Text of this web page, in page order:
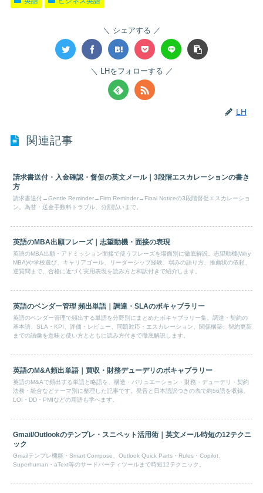
シェアする
LHをフォローする
LH
関連記事
請求書送付・入金確認・督促の英文メール｜3段階エスカレーションの書き
方
請求書送付→Gentle Reminder→Firm Reminder→Final Noticeの3段階督促エスカレーショ
ン。為替・送金手数料トラブル、分割払いまで。
英語のMBA出願フレーズ｜志望動機・面接の表現
英語のMBA出願・アドミッション面接で使うフレーズを場面別に徹底解説。志望動機(Why
MBA)や学校選び、キャリアゴール、リーダーシップ経験、弱みの語り方、推薦状の依頼、
逆質問まで、合格に近づく実用表現を読み方と和訳付きで紹介します。
英語のベンダー管理 頻出単語｜調達・SLAのボキャブラリー
英語のベンダー管理で頻出する単語を分野別にまとめたボキャブラリー集。調達・契約の
基本語、SLA・KPI、評価・レビュー、問題対応・エスカレーション、関係構築、契約更新
までの語彙を意味と使い方とともに読み方付きで徹底解説します。
英語のM&A頻出単語｜買収・財務デューデリのボキャブラリー
英語のM&Aで頻出する単語と略語を、構造・バリュエーション・財務・デューデリ・契約
法務・統合などテーマ別に整理した記事です。発音と日本語訳つきの表で約56語を収録。
LOI・DD・PMIなどの用語も学べます。
Gmail/Outlookのテンプレ・スニペット活用術｜英文メール時短の12テクニ
ック
Gmailテンプレ機能・Smart Compose、Outlook Quick Parts・Rules・Copilot、
Superhuman・aText等のサードパーティツールまで時短12テクニック。